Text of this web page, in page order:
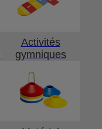
Activités
gymniques